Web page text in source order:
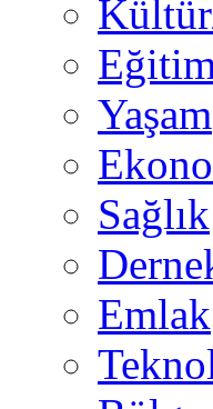
Eğitim
Yaşam
Sağlık
Emlak